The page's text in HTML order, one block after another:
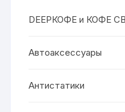
DEEPКОФЕ и КОФЕ
Автоаксессуары
Антистатики